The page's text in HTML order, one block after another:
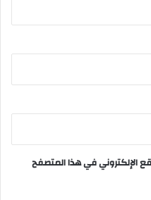
الإلكتروني في هذا المتصفح